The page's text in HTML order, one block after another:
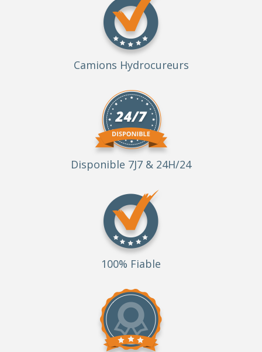
Camions Hydrocureurs
Disponible 7J7 & 24H/24
100% Fiable